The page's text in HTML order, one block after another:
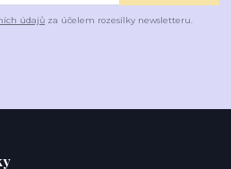
údajů za účelem rozesílky newsletteru.